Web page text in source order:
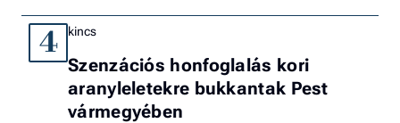
4 kincs
Szenzációs honfoglalás kori
aranyleletekre bukkantak Pest
vármegyében